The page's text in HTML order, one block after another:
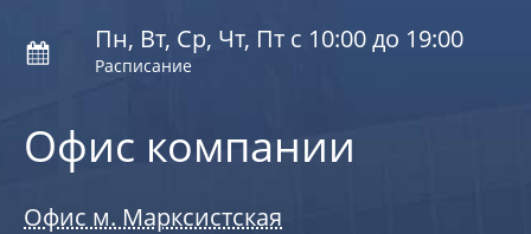
Офис компании
Офис м. Марксистская
Пн, Вт, Ср, Чт, Пт с 10:00 до 19:00
Расписание